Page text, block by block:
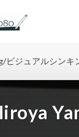
ビジュアルシンキ